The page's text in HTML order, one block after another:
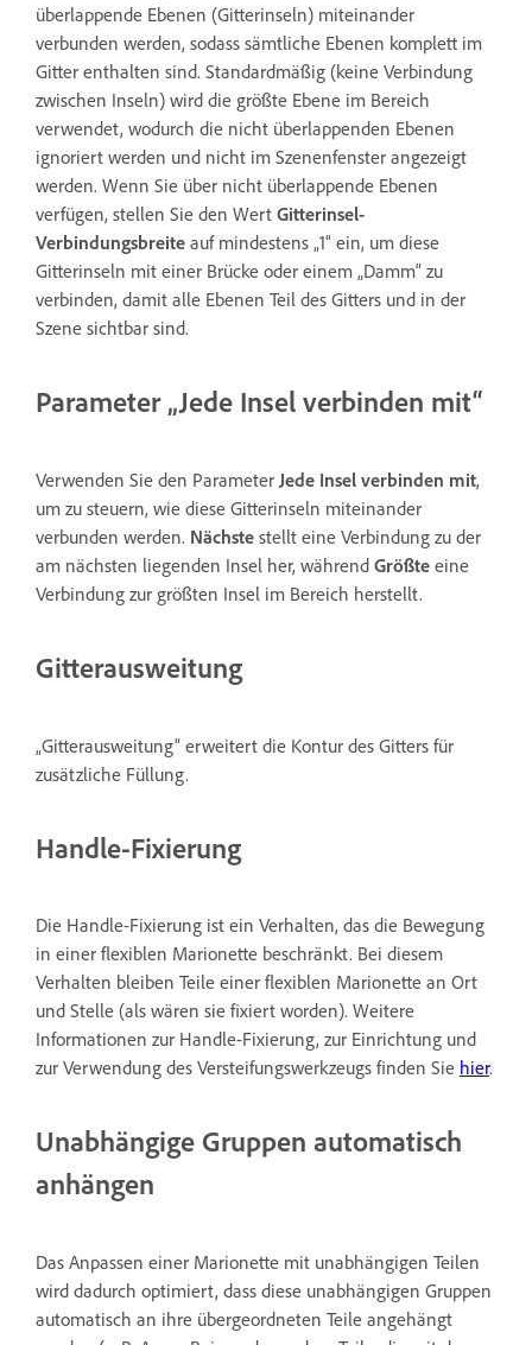
überlappende Ebenen (Gitterinseln) miteinander
verbunden werden, sodass sämtliche Ebenen komplett im
Gitter enthalten sind. Standardmäßig (keine Verbindung
zwischen Inseln) wird die größte Ebene im Bereich
verwendet, wodurch die nicht überlappenden Ebenen
ignoriert werden und nicht im Szenenfenster angezeigt
werden. Wenn Sie über nicht überlappende Ebenen
verfügen, stellen Sie den Wert Gitterinsel-
Verbindungsbreite auf mindestens „1“ ein, um diese
Gitterinseln mit einer Brücke oder einem „Damm“ zu
verbinden, damit alle Ebenen Teil des Gitters und in der
Szene sichtbar sind.
Parameter „Jede Insel verbinden mit“
Verwenden Sie den Parameter Jede Insel verbinden mit,
um zu steuern, wie diese Gitterinseln miteinander
verbunden werden. Nächste stellt eine Verbindung zu der
am nächsten liegenden Insel her, während Größte eine
Verbindung zur größten Insel im Bereich herstellt.
Gitterausweitung
„Gitterausweitung“ erweitert die Kontur des Gitters für
zusätzliche Füllung.
Handle-Fixierung
Die Handle-Fixierung ist ein Verhalten, das die Bewegung
in einer flexiblen Marionette beschränkt. Bei diesem
Verhalten bleiben Teile einer flexiblen Marionette an Ort
und Stelle (als wären sie fixiert worden). Weitere
Informationen zur Handle-Fixierung, zur Einrichtung und
zur Verwendung des Versteifungswerkzeugs finden Sie hier.
Unabhängige Gruppen automatisch
anhängen
Das Anpassen einer Marionette mit unabhängigen Teilen
wird dadurch optimiert, dass diese unabhängigen Gruppen
automatisch an ihre übergeordneten Teile angehängt